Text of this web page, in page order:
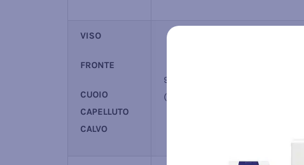
VISO
FRONTE
CUOIO
CAPELLUTO
CALVO
9004-ALOE VERA SENSITIVE CREAM
(intensità prodotto 8)